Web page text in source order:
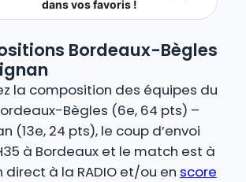
dans vos favoris !
Bordeaux-Bègles
la composition des équipes du
Bègles (6e, 64 pts) –
(13e, 24 pts), le coup d’envoi
à Bordeaux et le match est à
direct à la RADIO et/ou en score